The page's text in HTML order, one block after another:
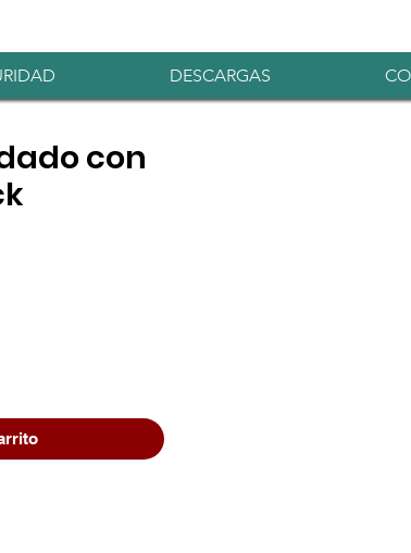
Iniciar sesiónDESCARGAS
con